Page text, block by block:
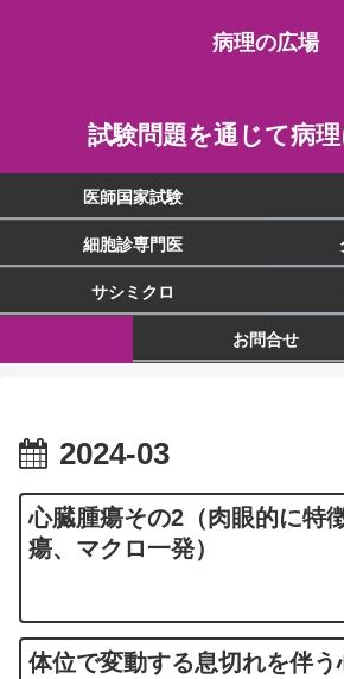
病理の広場
試験問題を通じて病
医師国家試験
細胞診専門医
サシミクロ
お問合せ
2024-03
心臓腫瘍その2（肉眼的に特
瘍、マクロ一発）
体位で変動する息切れを伴